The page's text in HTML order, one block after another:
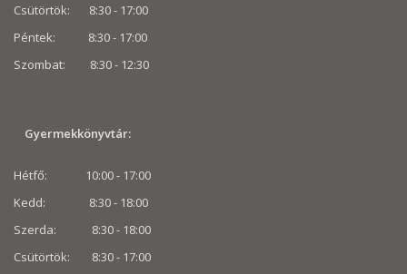
Csütörtök: 8:30 - 17:00
Péntek: 8:30 - 17:00
Szombat: 8:30 - 12:30
Gyermekkönyvtár:
Hétfő: 10:00 - 17:00
Kedd: 8:30 - 18:00
Szerda: 8:30 - 18:00
Csütörtök: 8:30 - 17:00